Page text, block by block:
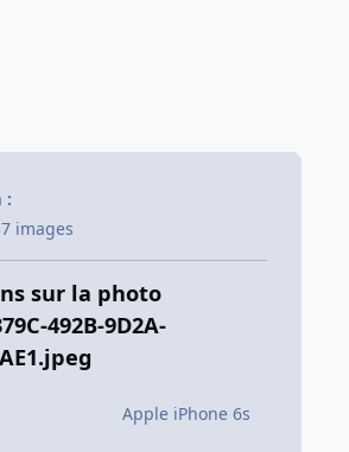
:
images
sur la photo
492B-9D2A-
Apple iPhone 6s